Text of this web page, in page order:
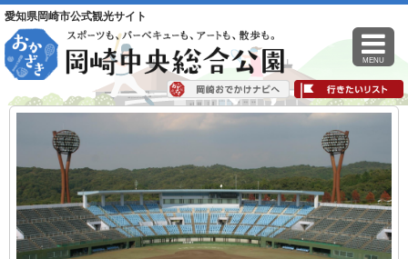
愛知県岡崎市公式観光サイト
MENU